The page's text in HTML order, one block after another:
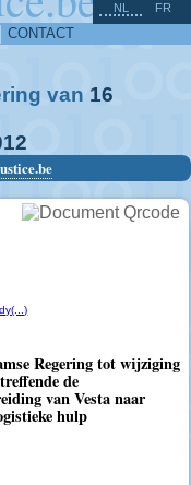
CONTACT
NL FR
van 16
Regering tot wijziging
de
van Vesta naar
hulp
^